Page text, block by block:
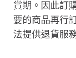
賞期。因此訂
要的商品再行
法提供退貨服